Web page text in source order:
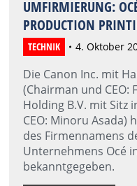
UMFIRMIERUNG:
PRODUCTION
TECHNIK 4. Oktober
Die Canon Inc. mit
(Chairman und CEO:
Holding B.V. mit Sitz
CEO: Minoru Asada)
des Firmennamens
Unternehmens Océ
bekanntgegeben.